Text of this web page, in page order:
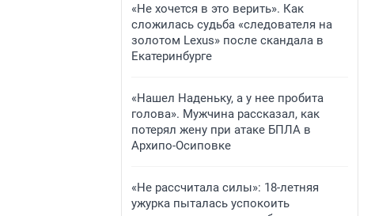
«Не хочется в это верить». Как
сложилась судьба «следователя на
золотом Lexus» после скандала в
Екатеринбурге
«Нашел Наденьку, а у нее пробита
голова». Мужчина рассказал, как
потерял жену при атаке БПЛА в
Архипо-Осиповке
«Не рассчитала силы»: 18-летняя
ужурка пыталась успокоить